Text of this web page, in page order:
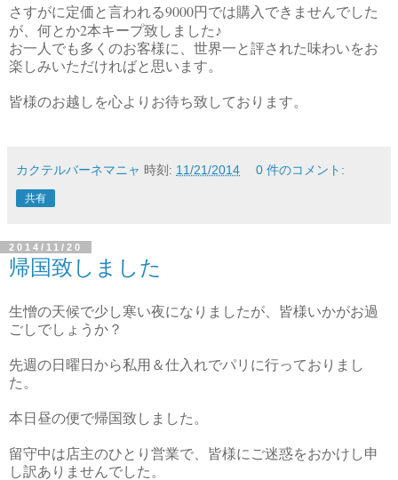
さすがに定価と言われる9000円では購入できませんでした
が、何とか2本キープ致しました♪
お一人でも多くのお客様に、世界一と評された味わいをお
楽しみいただければと思います。
皆様のお越しを心よりお待ち致しております。
カクテルバーネマニャ 時刻: 11/21/2014 0 件のコメント:
共有
2014/11/20
帰国致しました
生憎の天候で少し寒い夜になりましたが、皆様いかがお過
ごしでしょうか？
先週の日曜日から私用＆仕入れでパリに行っておりまし
た。
本日昼の便で帰国致しました。
留守中は店主のひとり営業で、皆様にご迷惑をおかけし申
し訳ありませんでした。